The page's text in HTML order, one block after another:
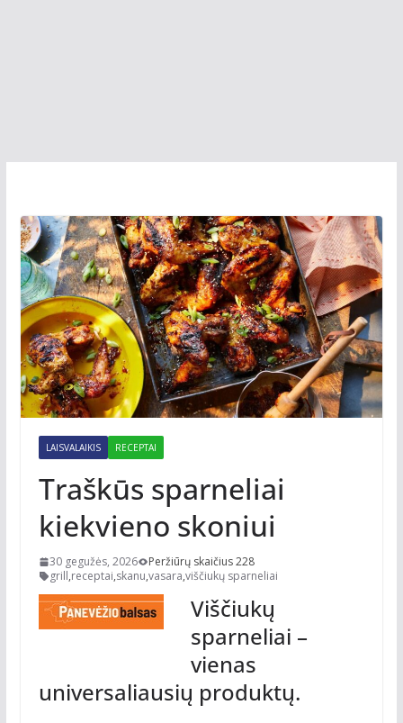
LAISVALAIKIS RECEPTAI
Traškūs sparneliai
kiekvieno skoniui
30 gegužės, 2026
Peržiūrų skaičius 228
grill,receptai,skanu,vasara,viščiukų sparneliai
Viščiukų
sparneliai –
vienas
universaliausių produktų.